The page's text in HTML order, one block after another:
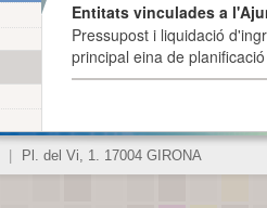
Entitats vinculades a
Pressupost i liquidació
principal eina de
Pl. del Vi, 1. 17004 GIRONA